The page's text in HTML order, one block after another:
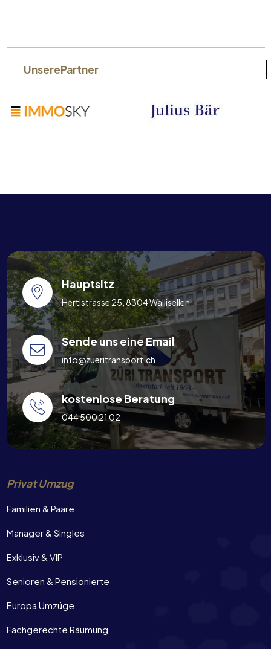
UnserePartner
Hauptsitz
Hertistrasse 25, 8304 Wallisellen
Sende uns eine Email
info@zueritransport.ch
kostenlose Beratung
044 500 21 02
Privat Umzug
Familien & Paare
Manager & Singles
Exklusiv & VIP
Senioren & Pensionierte
Europa Umzüge
Fachgerechte Räumung